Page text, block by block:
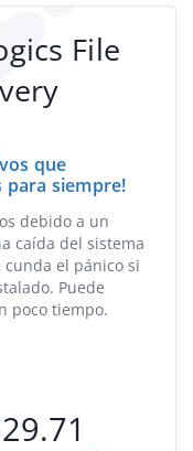
File
que
siempre!
debido a un
caída del sistema
el pánico si
Puede
poco tiempo.
29.71